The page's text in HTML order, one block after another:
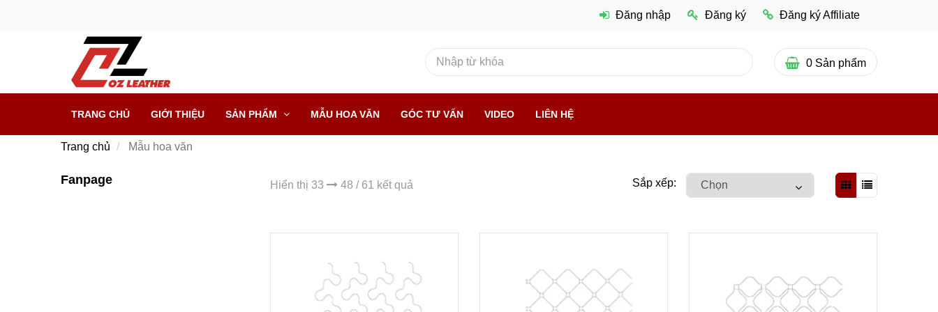
Đăng nhập Đăng ký Đăng ký Affiliate
0 Sản phẩm
TRANG CHỦ GIỚI THIỆU SẢN PHẨM MẪU HOA VĂN GÓC TƯ VẤN VIDEO LIÊN HỆ
Trang chủ Mẫu hoa văn
Hiển thị 33 48 / 61 kết quả Sắp xếp:
Fanpage